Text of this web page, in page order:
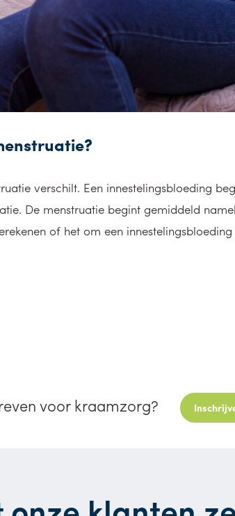
verschilt. Een innestelingsbloeding
De menstruatie begint gemiddeld
of het om een
voor kraamzorg?